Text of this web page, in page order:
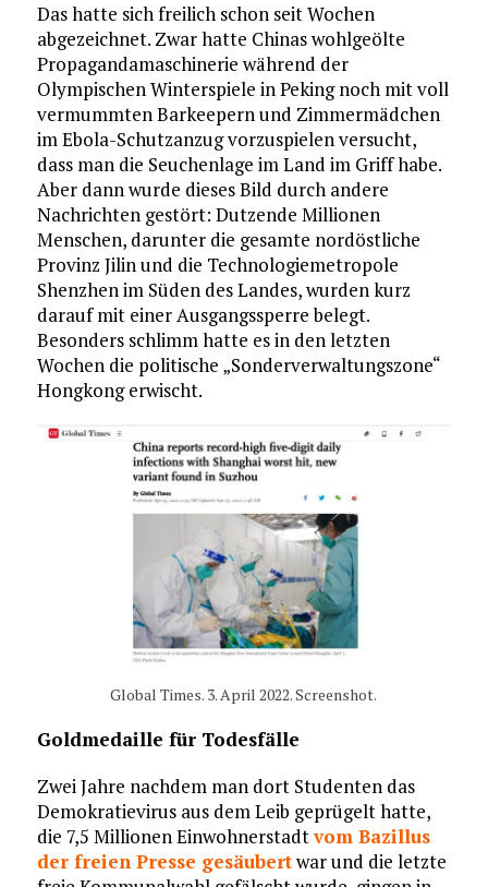
Das hatte sich freilich schon seit Wochen
abgezeichnet. Zwar hatte Chinas wohlgeölte
Propagandamaschinerie während der
Olympischen Winterspiele in Peking noch mit voll
vermummten Barkeepern und Zimmermädchen
im Ebola-Schutzanzug vorzuspielen versucht,
dass man die Seuchenlage im Land im Griff habe.
Aber dann wurde dieses Bild durch andere
Nachrichten gestört: Dutzende Millionen
Menschen, darunter die gesamte nordöstliche
Provinz Jilin und die Technologiemetropole
Shenzhen im Süden des Landes, wurden kurz
darauf mit einer Ausgangssperre belegt.
Besonders schlimm hatte es in den letzten
Wochen die politische „Sonderverwaltungszone“
Hongkong erwischt.
Global Times. 3. April 2022. Screenshot.
Goldmedaille für Todesfälle
Zwei Jahre nachdem man dort Studenten das
Demokratievirus aus dem Leib geprügelt hatte,
die 7,5 Millionen Einwohnerstadtvom Bazillus
der freien Presse gesäubertwar und die letzte